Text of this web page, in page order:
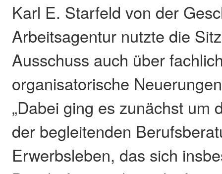
Karl E. Starfeld von der
Arbeitsagentur nutzte die
Ausschuss auch über
organisatorische
„Dabei ging es zunächst um
der begleitenden
Erwerbsleben, das sich